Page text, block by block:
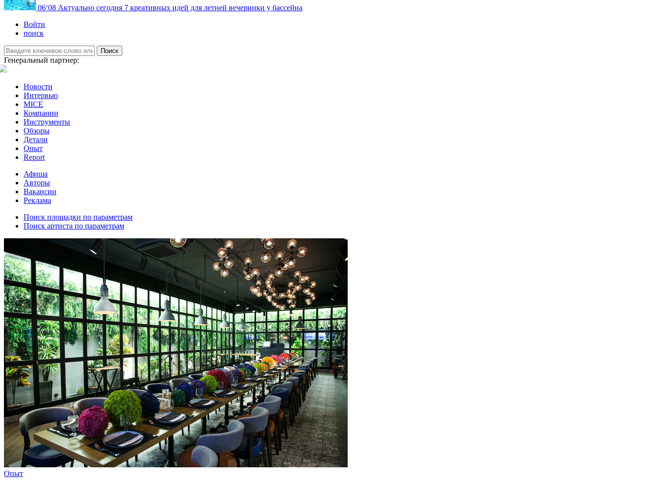
06‘08 Актуально сегодня 7 креативных идей для летней вечеринки у бассейна
Войти
поиск
Поиск
Генеральный партнер:
Новости
Интервью
MICE
Компании
Инструменты
Обзоры
Детали
Опыт
Report
Афиша
Авторы
Вакансии
Реклама
Поиск площадки по параметрам
Поиск артиста по параметрам
Опыт